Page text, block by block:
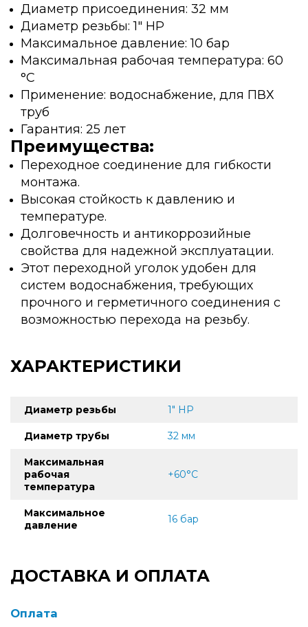
Диаметр присоединения: 32 мм
Диаметр резьбы: 1" НР
Максимальное давление: 10 бар
Максимальная рабочая температура: 60
°С
Применение: водоснабжение, для ПВХ
труб
Гарантия: 25 лет
Преимущества:
Переходное соединение для гибкости
монтажа.
Высокая стойкость к давлению и
температуре.
Долговечность и антикоррозийные
свойства для надежной эксплуатации.
Этот переходной уголок удобен для
систем водоснабжения, требующих
прочного и герметичного соединения с
возможностью перехода на резьбу.
ХАРАКТЕРИСТИКИ
Диаметр резьбы 1" НР
Диаметр трубы 32 мм
Максимальная
рабочая
температура
+60°С
Максимальное
давление
16 бар
ДОСТАВКА И ОПЛАТА
Оплата